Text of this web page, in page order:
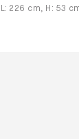
L : 226 cm H : 53